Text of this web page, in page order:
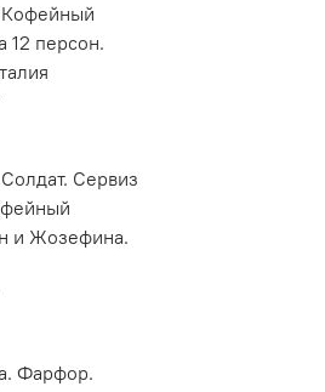
12 персон.
Сервиз
и Жозефина.
Фарфор.